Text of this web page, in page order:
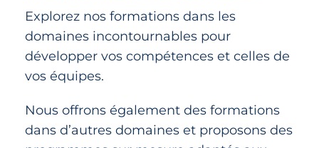
Explorez nos formations dans les
domaines incontournables pour
développer vos compétences et celles de
vos équipes.
Nous offrons également des formations
dans d’autres domaines et proposons des